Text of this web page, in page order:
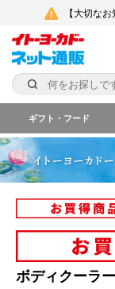
【大切な
ギフト・フード
ボディクーラ